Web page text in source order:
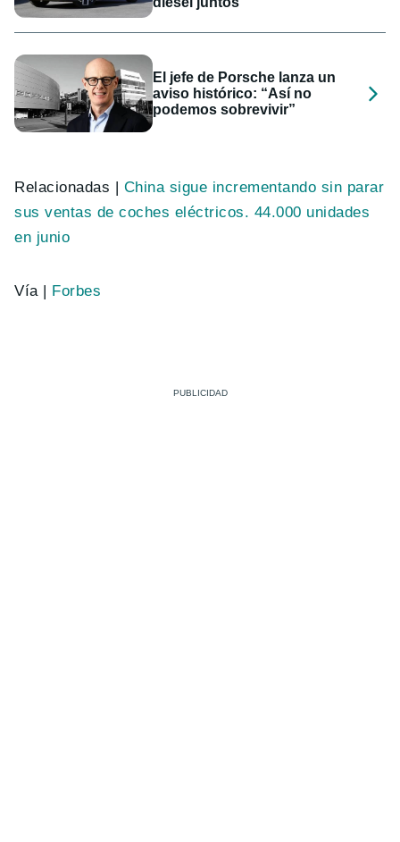
El jefe de Porsche lanza un
aviso histórico: “Así no
podemos sobrevivir”
Relacionadas | China sigue incrementando sin parar
sus ventas de coches eléctricos. 44.000 unidades
en junio
Vía | Forbes